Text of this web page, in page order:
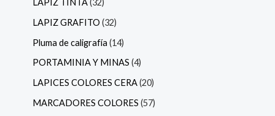
LAPIZ TINTA 32
LAPIZ GRAFITO 32
Pluma de caligrafía 14
PORTAMINIA Y MINAS 4
LAPICES COLORES CERA 20
MARCADORES COLORES 57